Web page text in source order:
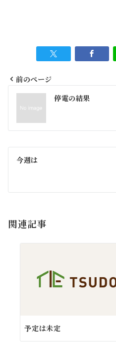
投
ナ
ビ
ゲ
シ
ン
前のページ
停電の結果
今週は
関連記事
予定は未定